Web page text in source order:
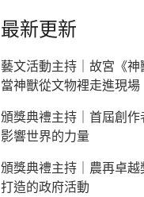
最新更新
藝文活動主持｜故宮《神
當神獸從文物裡走進現場
頒獎典禮主持｜首屆創
影響世界的力量
頒獎典禮主持｜農再卓
打造的政府活動